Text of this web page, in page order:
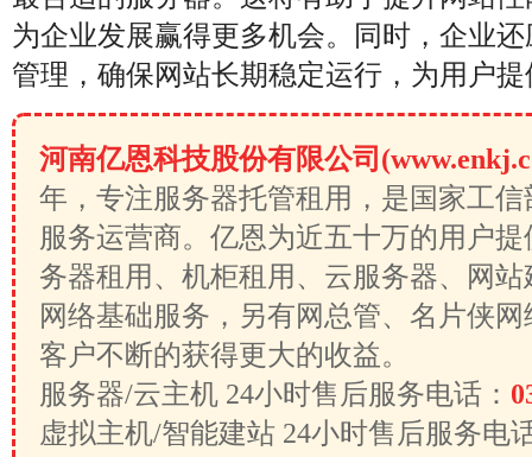
为企业发展赢得更多机会。同时，企业
管理，确保网站长期稳定运行，为用户
河南亿恩科技股份有限公司
年，专注服务器托管租用，是国家工
服务运营商。亿恩为近五十万的用户
务器租用、机柜租用、云服务器、网
网络基础服务，另有网总管、名片侠
客户不断的获得更大的收益。
服务器/云主机 24小时售后服务电话：
虚拟主机/智能建站 24小时售后服务电